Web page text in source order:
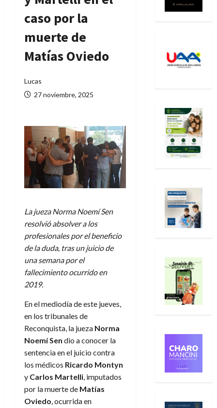
caso por la
muerte de
Matías Oviedo
Lucas
27 noviembre, 2025
La jueza Norma Noemí Sen
resolvió absolver a los
profesionales por el beneficio
de la duda, tras un juicio de
una semana por el
fallecimiento ocurrido en
2019.
En el mediodía de este jueves,
en los tribunales de
Reconquista, la jueza Norma
Noemí Sen dio a conocer la
sentencia en el juicio contra
los médicos Ricardo Montyn
y Carlos Martelli, imputados
por la muerte de Matías
Oviedo, ocurrida en